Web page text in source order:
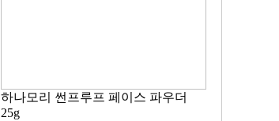
하나모리 썬프루프 페이스 파우더
25g